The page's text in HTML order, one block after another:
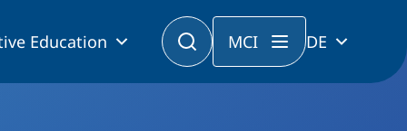
Education MCI DE